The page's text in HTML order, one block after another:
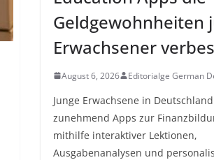
Geldgewohnheiten
Erwachsener
August 6, 2026 Editorialge German
Junge Erwachsene in
zunehmend Apps zur
mithilfe interaktiver Lektionen,
Ausgabenanalysen und